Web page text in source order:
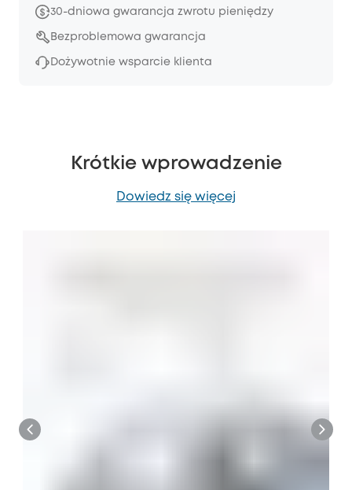
30-dniowa gwarancja zwrotu pieniędzy
Bezproblemowa gwarancja
Dożywotnie wsparcie klienta
Krótkie wprowadzenie
Dowiedz się więcej